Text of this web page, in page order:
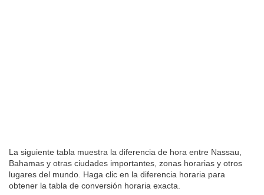
La siguiente tabla muestra la diferencia de hora entre Nassau,
Bahamas y otras ciudades importantes, zonas horarias y otros
lugares del mundo. Haga clic en la diferencia horaria para
obtener la tabla de conversión horaria exacta.